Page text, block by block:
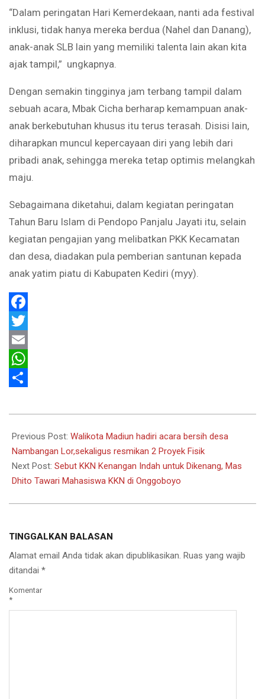
“Dalam peringatan Hari Kemerdekaan, nanti ada festival
inklusi, tidak hanya mereka berdua (Nahel dan Danang),
anak-anak SLB lain yang memiliki talenta lain akan kita
ajak tampil,” ungkapnya.
Dengan semakin tingginya jam terbang tampil dalam
sebuah acara, Mbak Cicha berharap kemampuan anak-
anak berkebutuhan khusus itu terus terasah. Disisi lain,
diharapkan muncul kepercayaan diri yang lebih dari
pribadi anak, sehingga mereka tetap optimis melangkah
maju.
Sebagaimana diketahui, dalam kegiatan peringatan
Tahun Baru Islam di Pendopo Panjalu Jayati itu, selain
kegiatan pengajian yang melibatkan PKK Kecamatan
dan desa, diadakan pula pemberian santunan kepada
anak yatim piatu di Kabupaten Kediri (myy).
Facebook
Twitter
Email
WhatsApp
08-
12
Previous Post: Walikota Madiun hadiri acara bersih desa
Nambangan Lor,sekaligus resmikan 2 Proyek Fisik
Next Post: Sebut KKN Kenangan Indah untuk Dikenang, Mas
Dhito Tawari Mahasiswa KKN di Onggoboyo
TINGGALKAN BALASAN
Alamat email Anda tidak akan dipublikasikan. Ruas yang wajib
ditandai *
Komentar
*